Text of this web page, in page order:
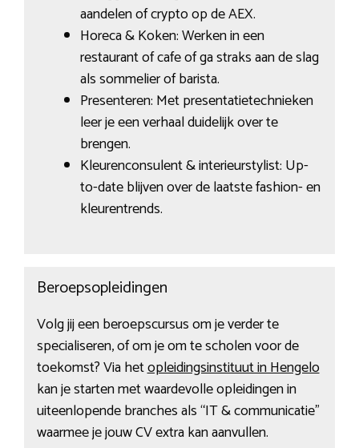
aandelen of crypto op de AEX.
Horeca & Koken: Werken in een
restaurant of cafe of ga straks aan de slag
als sommelier of barista.
Presenteren: Met presentatietechnieken
leer je een verhaal duidelijk over te
brengen.
Kleurenconsulent & interieurstylist: Up-
to-date blijven over de laatste fashion- en
kleurentrends.
Beroepsopleidingen
Volg jij een beroepscursus om je verder te
specialiseren, of om je om te scholen voor de
toekomst? Via hetopleidingsinstituut in Hengelo
kan je starten met waardevolle opleidingen in
uiteenlopende branches als “IT & communicatie”
waarmee je jouw CV extra kan aanvullen.